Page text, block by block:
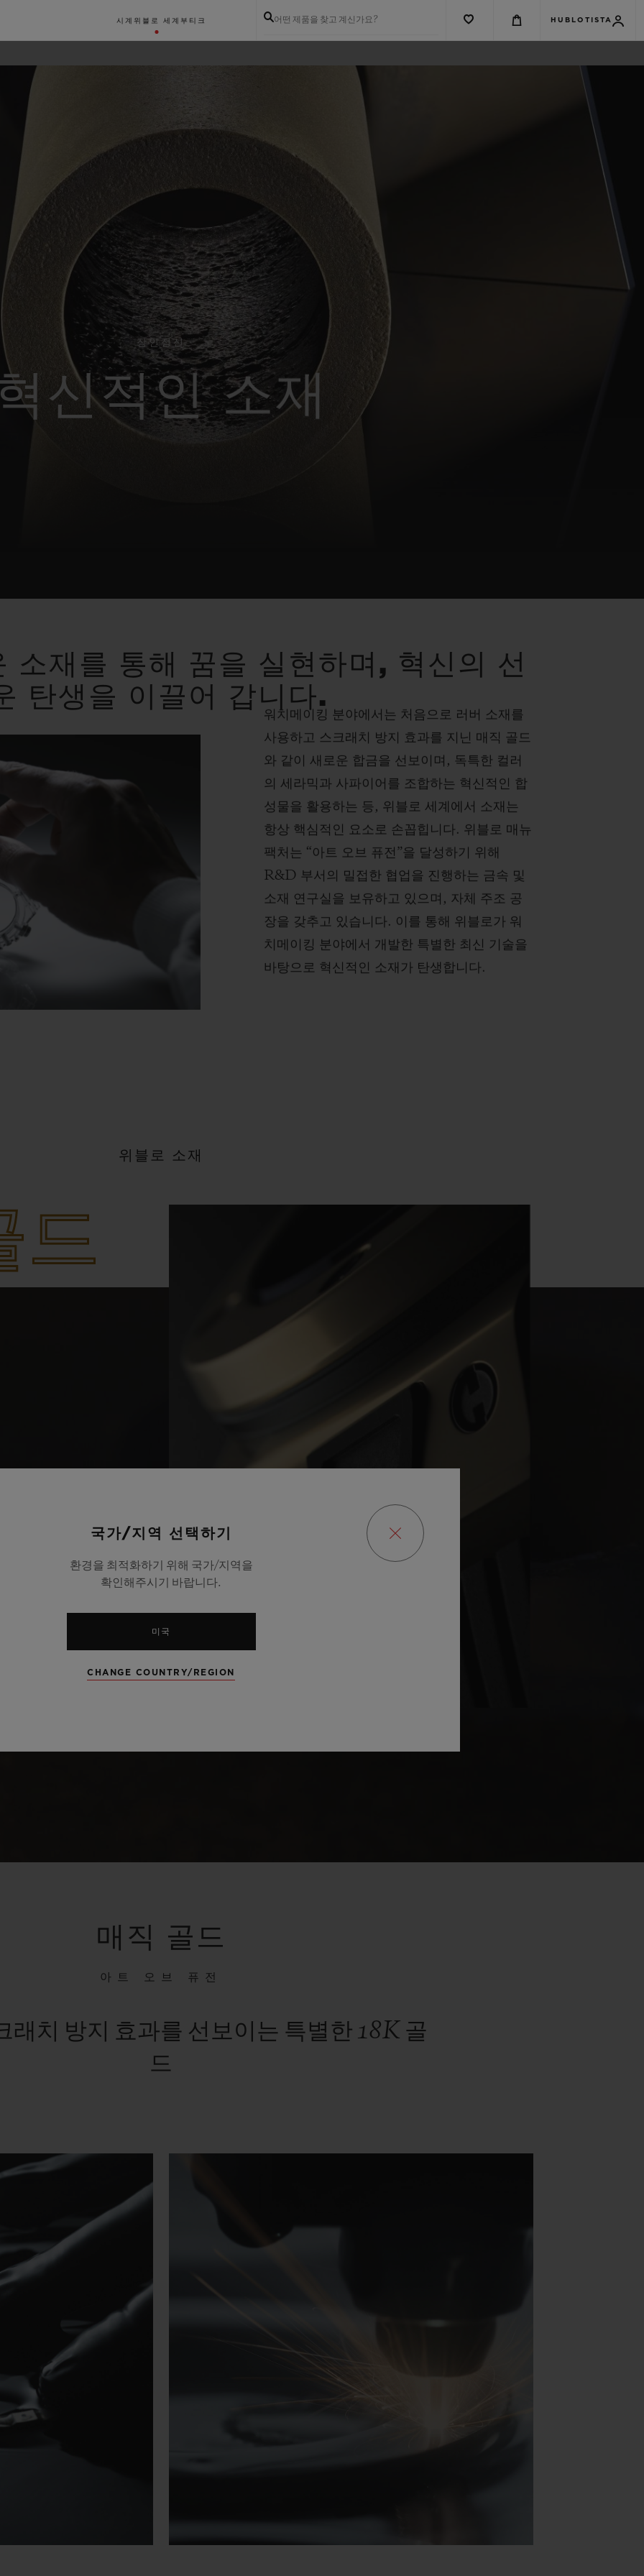
시계 위블로 세계 부티크 어떤 제품을 찾고 계신가요? HUBLOTISTA
장인정신
신적인 소재
소재를 통해 꿈을 실현하며, 혁신의 선
탄생을 이끌어 갑니다.
워치메이킹 분야에서는 처음으로 러버 소재를
사용하고 스크래치 방지 효과를 지닌 매직 골드
와 같이 새로운 합금을 선보이며, 독특한 컬러
의 세라믹과 사파이어를 조합하는 혁신적인 합
성물을 활용하는 등, 위블로 세계에서 소재는
항상 핵심적인 요소로 손꼽힙니다. 위블로 매뉴
팩처는 “아트 오브 퓨전”을 달성하기 위해
R&D 부서의 밀접한 협업을 진행하는 금속 및
소재 연구실을 보유하고 있으며, 자체 주조 공
장을 갖추고 있습니다. 이를 통해 위블로가 워
치메이킹 분야에서 개발한 특별한 최신 기술을
바탕으로 혁신적인 소재가 탄생합니다.
위블로 소재
드
매직 골드
아트 오브 퓨전
래치 방지 효과를 선보이는 특별한 18K 골
드
국가/지역 선택하기
환경을 최적화하기 위해 국가/지역을
확인해주시기 바랍니다.
미국
CHANGE COUNTRY/REGION
피치 세라믹
스피릿 오브 빅뱅
에센셜 토프
온라인 익스클루시브
리로디드 올 블랙